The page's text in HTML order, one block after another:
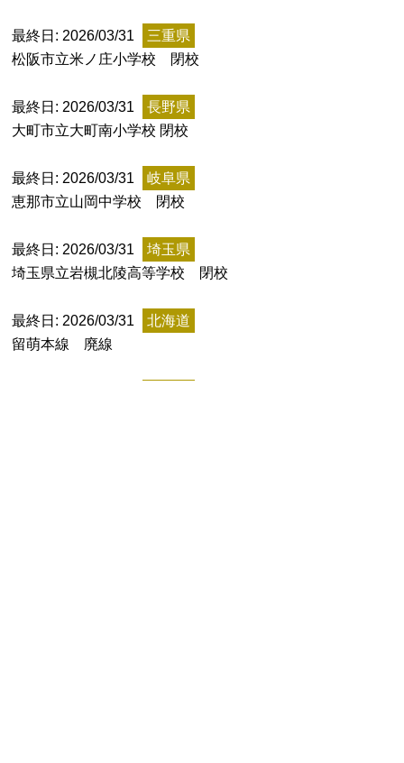
能勢電鉄1700系 引退
日本銀行 鳥居坂分館
釧路市立東栄小学校 閉校
釧路市立柏木小学校 閉校
Final Access Books
最終日: 2026/03/31
三重県
松阪市立米ノ庄小学校 閉校
最終日: 2026/03/31
長野県
大町市立大町南小学校 閉校
最終日: 2026/03/31
岐阜県
恵那市立山岡中学校 閉校
最終日: 2026/03/31
埼玉県
埼玉県立岩槻北陵高等学校 閉校
最終日: 2026/03/31
北海道
留萌本線 廃線